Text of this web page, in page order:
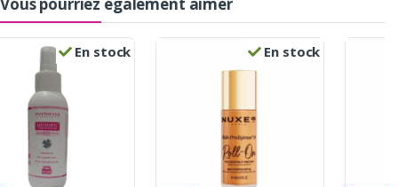
En stock En stock